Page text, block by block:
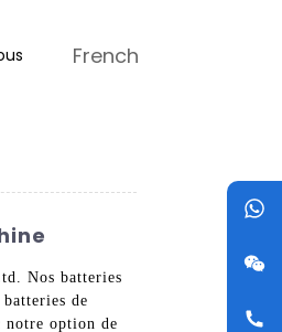
French
Nos batteries
de
notre option de